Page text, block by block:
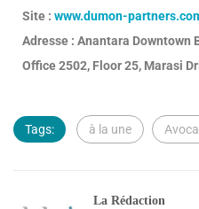
Site : www.dumon-
Adresse : Anantara Downtown
Office 2502, Floor 25, Marasi
Tags: à la une
La Rédaction